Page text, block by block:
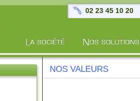
02 23 45 10 20
NOS VALEURS